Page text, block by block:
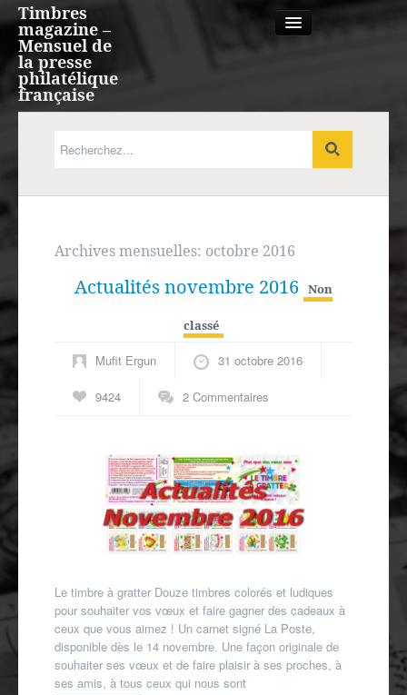
Timbres
magazine –
Mensuel de
la presse
philatélique
française
Expression française
Europe
Agenda
Mon compte
Archives mensuelles: octobre 2016
Actualités novembre 2016 Non
classé
Mufit Ergun 31 octobre 2016
9424 2 Commentaires
Le timbre à gratter Douze timbres colorés et ludiques
pour souhaiter vos vœux et faire gagner des cadeaux à
ceux que vous aimez ! Un carnet signé La Poste,
disponible dès le 14 novembre. Une façon originale de
souhaiter ses vœux et de faire plaisir à ses proches, à
ses amis, à tous ceux qui nous sont